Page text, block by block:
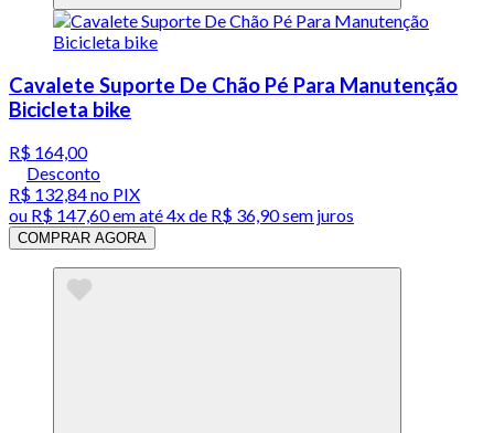
Cavalete Suporte De Chão Pé Para Manutenção
Bicicleta bike
R$ 164,00
Desconto
R$ 132,84no PIX
ou R$ 147,60em até4x de R$ 36,90 sem juros
COMPRAR AGORA